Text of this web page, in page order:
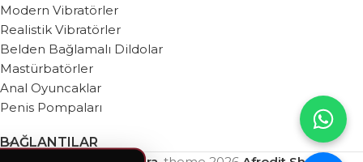
Modern Vibratörler
Realistik Vibratörler
Belden Bağlamalı Dildolar
Mastürbatörler
Anal Oyuncaklar
Penis Pompaları
BAĞLANTILAR